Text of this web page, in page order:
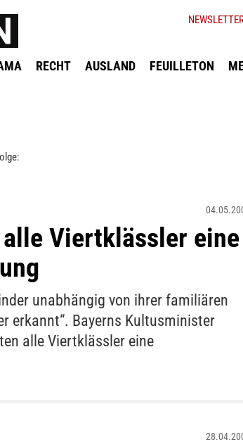
RECHT AUSLAND FEUILLETON
Viertklässler eine
unabhängig von ihrer familiären
erkannt“. Bayerns Kultusminister
alle Viertklässler eine